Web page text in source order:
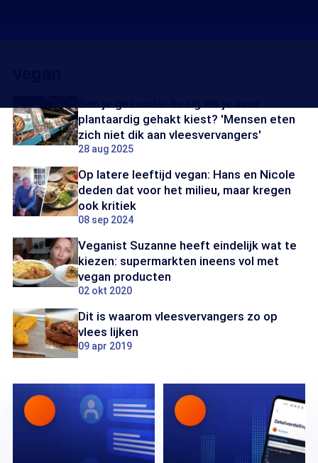
plantaardig gehakt kiest? 'Mensen eten
zich niet dik aan vleesvervangers'
28 aug 2025
Op latere leeftijd vegan: Hans en Nicole
deden dat voor het milieu, maar kregen
ook kritiek
08 sep 2024
Veganist Suzanne heeft eindelijk wat te
kiezen: supermarkten ineens vol met
vegan producten
02 okt 2020
Dit is waarom vleesvervangers zo op
vlees lijken
09 apr 2019